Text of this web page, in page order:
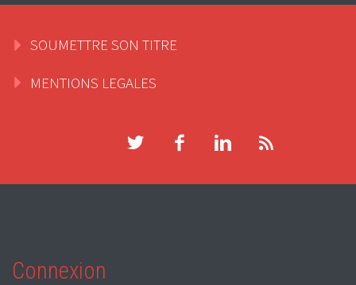
SOUMETTRE SON TITRE
MENTIONS LEGALES
Connexion